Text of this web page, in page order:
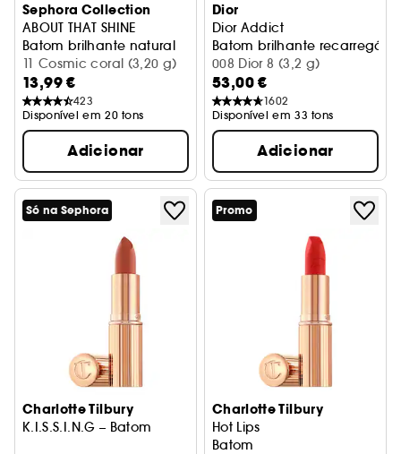
Sephora Collection
ABOUT THAT SHINE
Batom brilhante natural
11 Cosmic coral (3,20 g)
13,99 €
423
Disponível em 20 tons
Adicionar
Dior
Dior Addict
Batom brilhante
008 Dior 8 (3,2 g)
53,00 €
1602
Disponível em 33 tons
Adicionar
Só na Sephora
Charlotte Tilbury
K.I.S.S.I.N.G – Batom
Promo
Charlotte Tilbury
Hot Lips
Batom